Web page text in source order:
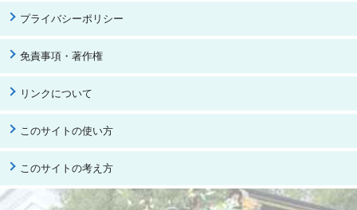
プライバシーポリシー
免責事項・著作権
リンクについて
このサイトの使い方
このサイトの考え方